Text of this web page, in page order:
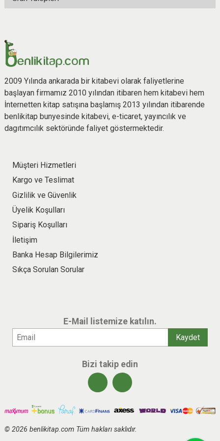
2009 Yılında ankarada bir kitabevi olarak faliyetlerine
başlayan firmamız 2010 yılından itibaren hem kitabevi hem
İnternetten kitap satışına başlamış 2013 yılından itibarende
benlikitap bunyesinde kitabevi, e-ticaret, yayıncılık ve
dagıtımcılık sektöründe faliyet göstermektedir.
Müşteri Hizmetleri
Kargo ve Teslimat
Gizlilik ve Güvenlik
Üyelik Koşulları
Sipariş Koşulları
İletişim
Banka Hesap Bilgilerimiz
Sıkça Sorulan Sorular
E-Mail listemize katılın.
Bizi takip edin
© 2026 benlikitap.com Tüm hakları saklıdır.